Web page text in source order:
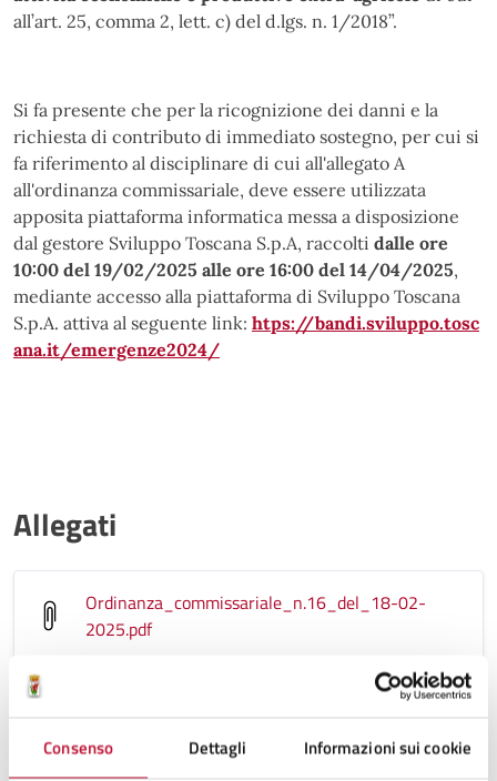
Consenso Dettagli Informazioni sui cookie
all’art. 25, comma 2, lett. c) del d.lgs. n. 1/2018”.
Si fa presente che per la ricognizione dei danni e la
richiesta di contributo di immediato sostegno, per cui si
fa riferimento al disciplinare di cui all'allegato A
all'ordinanza commissariale, deve essere utilizzata
apposita piattaforma informatica messa a disposizione
dal gestore Sviluppo Toscana S.p.A, raccolti dalle ore
10:00 del 19/02/2025 alle ore 16:00 del 14/04/2025,
mediante accesso alla piattaforma di Sviluppo Toscana
S.p.A. attiva al seguente link: htps://bandi.sviluppo.tosc
ana.it/emergenze2024/
Allegati
Ordinanza_commissariale_n.16_del_18-02-
2025.pdf
2025-Allegato-A.pdf